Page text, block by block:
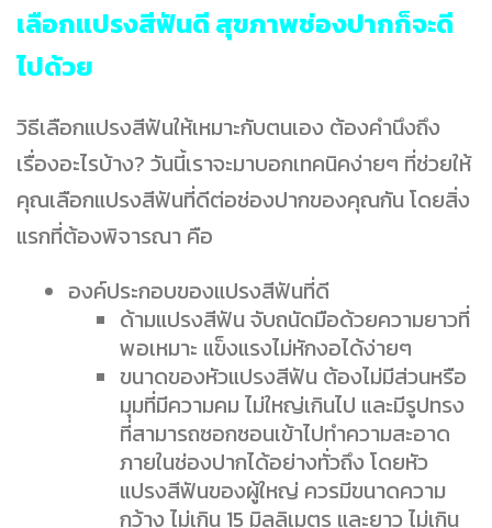
เลือกแปรงสีฟันดี สุขภาพช่องปากก็จะดี
ไปด้วย
วิธีเลือกแปรงสีฟันให้เหมาะกับตนเอง ต้องคำนึงถึง
เรื่องอะไรบ้าง? วันนี้เราจะมาบอกเทคนิคง่ายๆ ที่ช่วยให้
คุณเลือกแปรงสีฟันที่ดีต่อช่องปากของคุณกัน โดยสิ่ง
แรกที่ต้องพิจารณา คือ
องค์ประกอบของแปรงสีฟันที่ดี
ด้ามแปรงสีฟัน จับถนัดมือด้วยความยาวที่
พอเหมาะ แข็งแรงไม่หักงอได้ง่ายๆ
ขนาดของหัวแปรงสีฟัน ต้องไม่มีส่วนหรือ
มุมที่มีความคม ไม่ใหญ่เกินไป และมีรูปทรง
ที่สามารถซอกซอนเข้าไปทำความสะอาด
ภายในช่องปากได้อย่างทั่วถึง โดยหัว
แปรงสีฟันของผู้ใหญ่ ควรมีขนาดความ
กว้าง ไม่เกิน 15 มิลลิเมตร และยาว ไม่เกิน